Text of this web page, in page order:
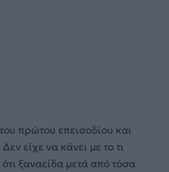
πρώτου επεισοδίου και
είχε να κάνει με το τι
ξαναείδα μετά από τόσα